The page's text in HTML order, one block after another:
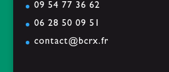
09 54 77 36 62
06 28 50 09 51
contact@bcrx.fr